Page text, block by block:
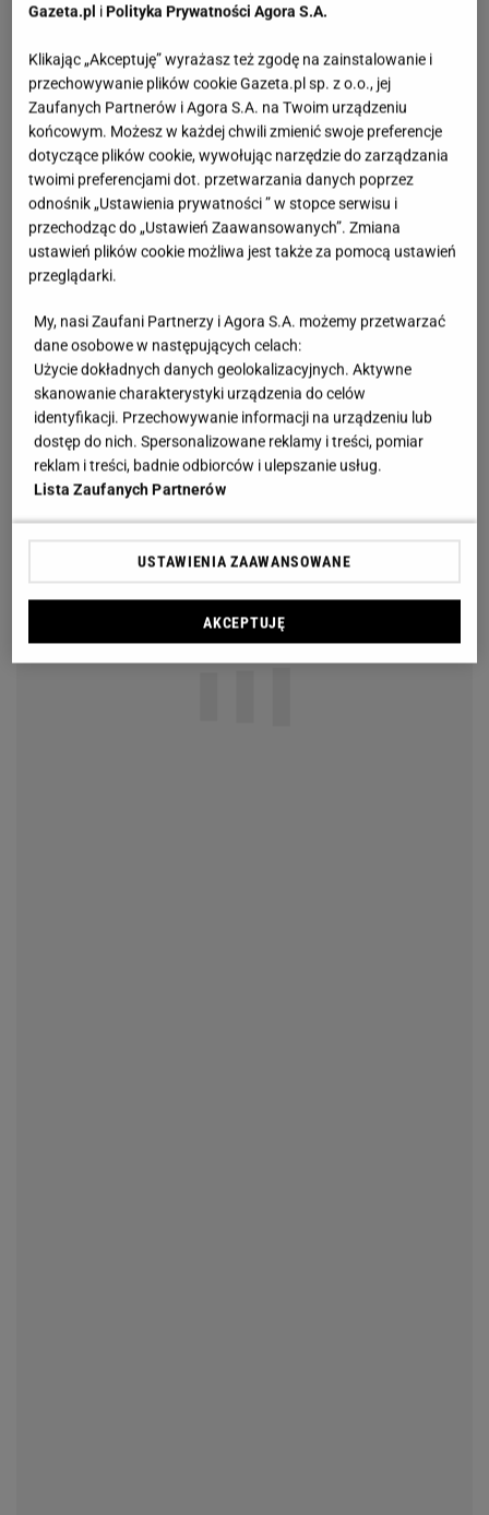
Gazeta.pl iPolityka Prywatności Agora S.A.
Klikając „Akceptuję” wyrażasz też zgodę na zainstalowanie i
przechowywanie plików cookie Gazeta.pl sp. z o.o., jej
Zaufanych Partnerów i Agora S.A. na Twoim urządzeniu
końcowym. Możesz w każdej chwili zmienić swoje preferencje
dotyczące plików cookie, wywołując narzędzie do zarządzania
twoimi preferencjami dot. przetwarzania danych poprzez
odnośnik „Ustawienia prywatności ” w stopce serwisu i
przechodząc do „Ustawień Zaawansowanych”. Zmiana
ustawień plików cookie możliwa jest także za pomocą ustawień
przeglądarki.
My, nasi Zaufani Partnerzy i Agora S.A. możemy przetwarzać
dane osobowe w następujących celach:
Użycie dokładnych danych geolokalizacyjnych. Aktywne
skanowanie charakterystyki urządzenia do celów
identyfikacji. Przechowywanie informacji na urządzeniu lub
dostęp do nich. Spersonalizowane reklamy i treści, pomiar
reklam i treści, badnie odbiorców i ulepszanie usług.
Lista Zaufanych Partnerów
USTAWIENIA ZAAWANSOWANE
AKCEPTUJĘ